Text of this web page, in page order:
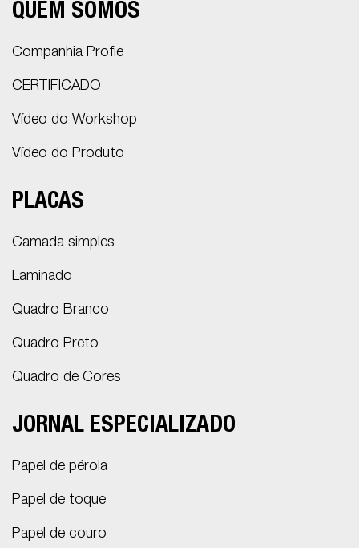
QUEM SOMOS
Companhia Profie
CERTIFICADO
Vídeo do Workshop
Vídeo do Produto
PLACAS
Camada simples
Laminado
Quadro Branco
Quadro Preto
Quadro de Cores
JORNAL ESPECIALIZADO
Papel de pérola
Papel de toque
Papel de couro